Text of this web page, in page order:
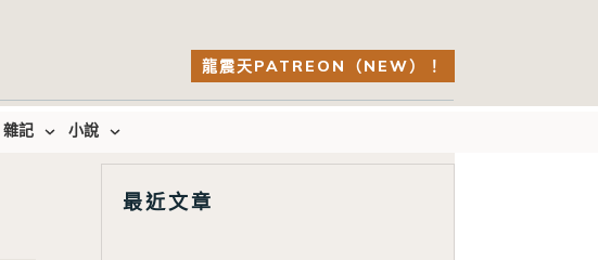
龍震天PATREON（NEW）！
雜記 小說
最近文章